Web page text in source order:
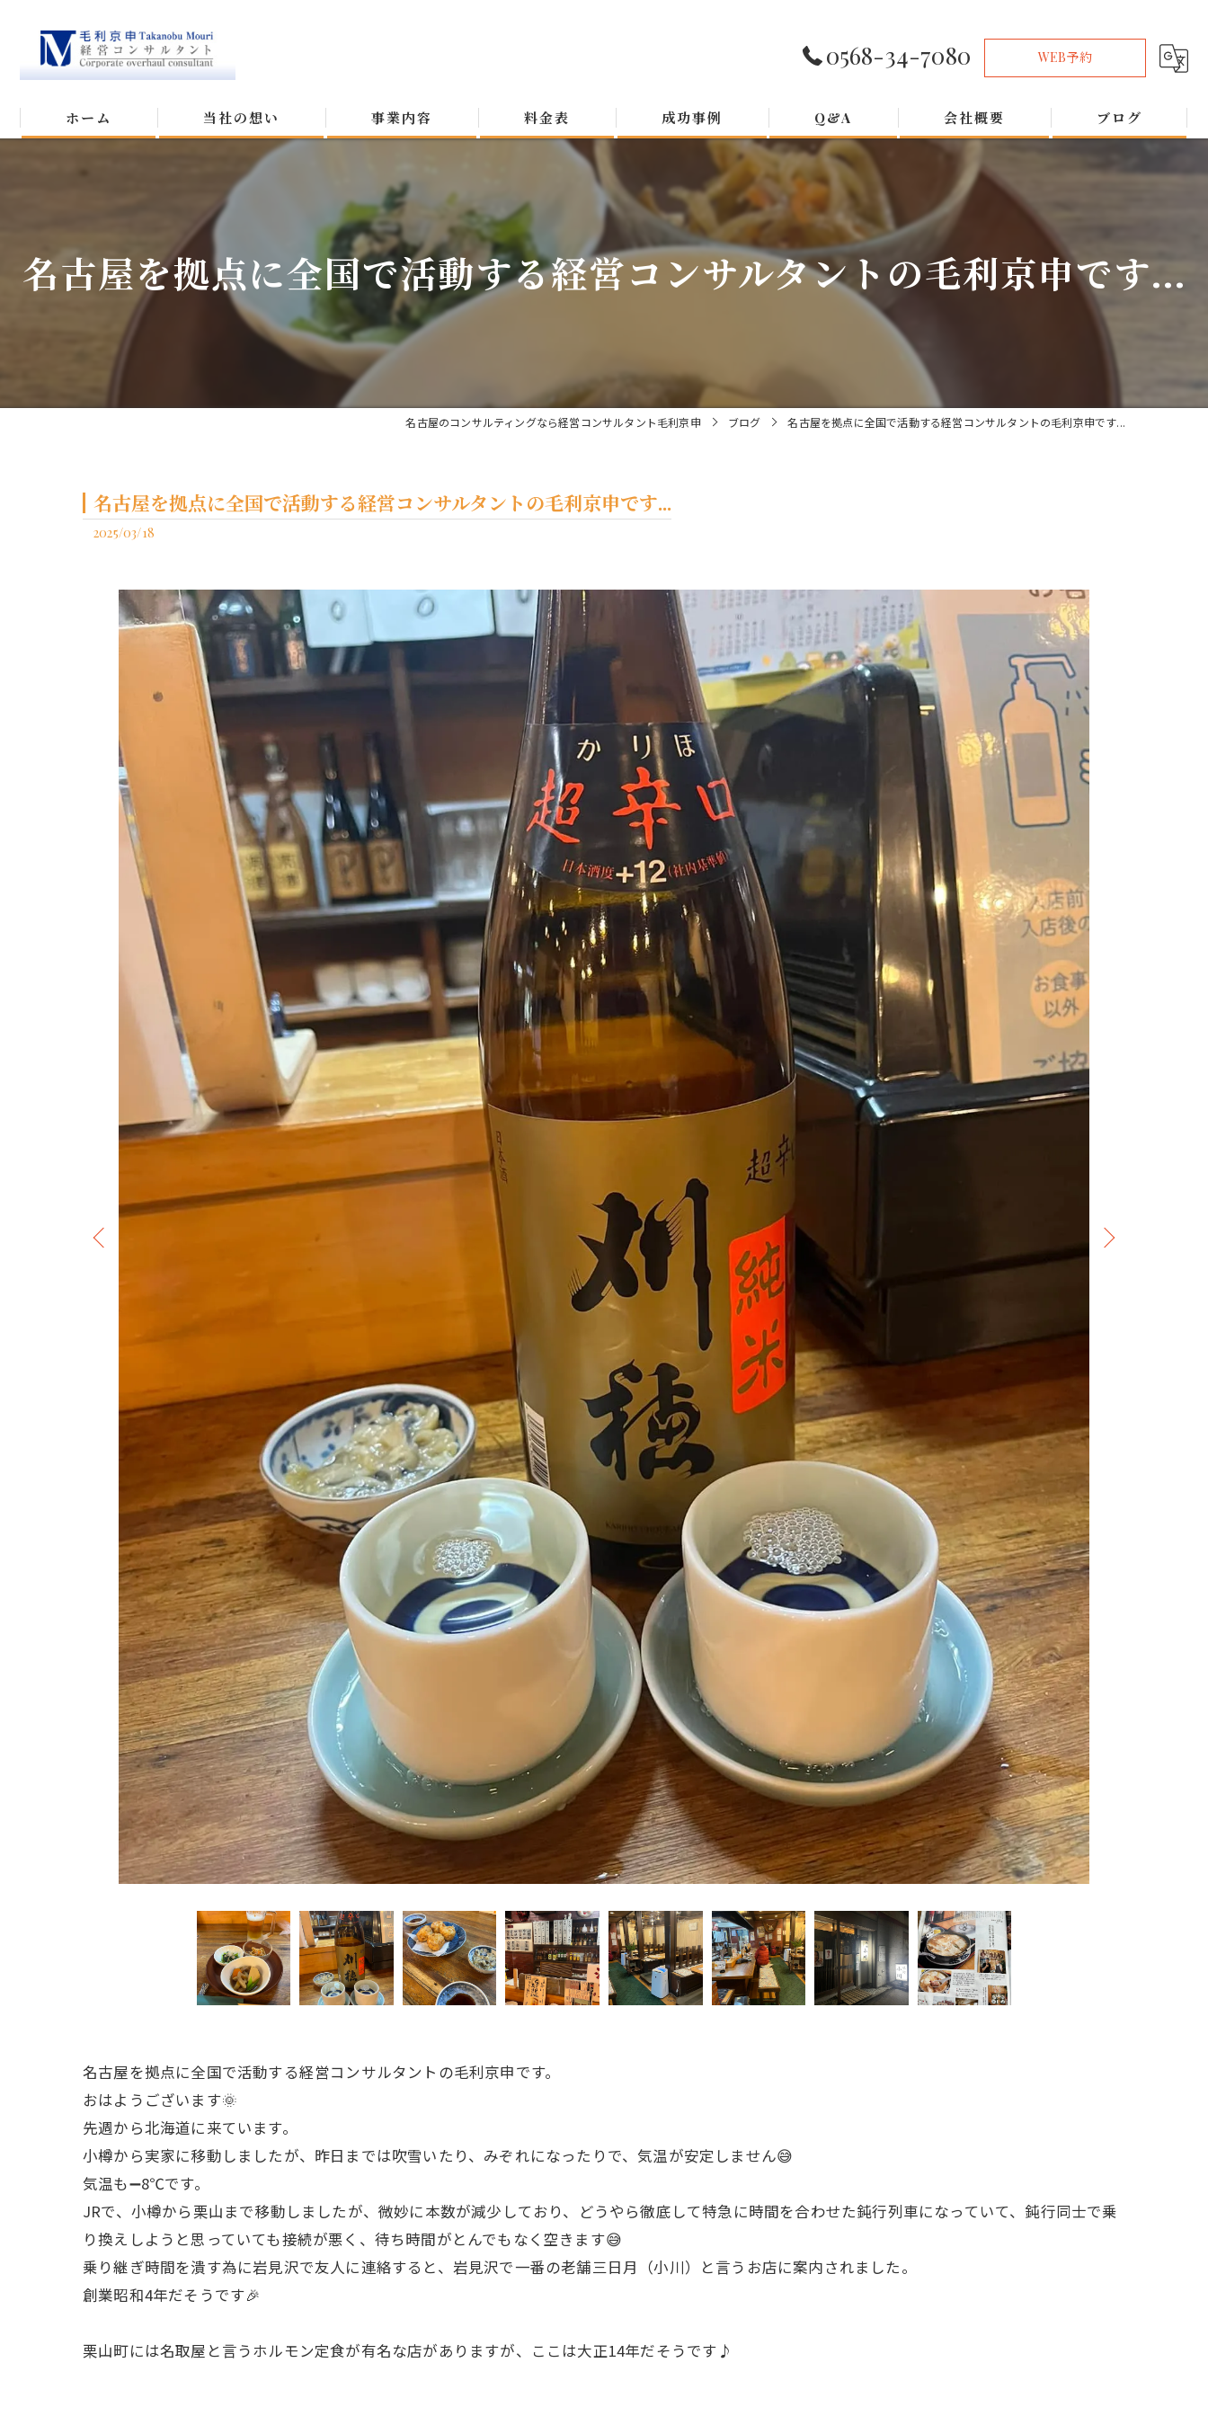
0568-34-7080 WEB予約
ホーム 当社の想い 事業内容 料金表 成功事例 Q&A 会社概要 ブログ
名古屋を拠点に全国で活動する経営コンサルタントの毛利京申です...
名古屋のコンサルティングなら経営コンサルタント毛利京申 ブログ 名古屋を拠点に全国で活動する経営コンサルタントの毛利京申です...
名古屋を拠点に全国で活動する経営コンサルタントの毛利京申です...
2025/03/18
名古屋を拠点に全国で活動する経営コンサルタントの毛利京申です。
おはようございます🌞
先週から北海道に来ています。
小樽から実家に移動しましたが、昨日までは吹雪いたり、みぞれになったりで、気温が安定しません😅
気温も➖8℃です。
JRで、小樽から栗山まで移動しましたが、微妙に本数が減少しており、どうやら徹底して特急に時間を合わせた鈍行列車になっていて、鈍行同士で乗
り換えしようと思っていても接続が悪く、待ち時間がとんでもなく空きます😅
乗り継ぎ時間を潰す為に岩見沢で友人に連絡すると、岩見沢で一番の老舗三日月（小川）と言うお店に案内されました。
創業昭和4年だそうです🎉
栗山町には名取屋と言うホルモン定食が有名な店がありますが、ここは大正14年だそうです♪